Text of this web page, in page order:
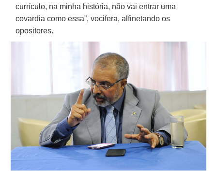
currículo, na minha história, não vai entrar uma
covardia como essa”, vocifera, alfinetando os
opositores.